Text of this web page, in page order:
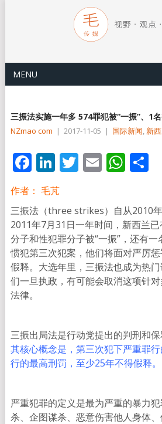
MENU
三振法实施一年多 574罪犯被“一振”、1
NZmao com | 2017-11-05 | 国际新闻, 新
Facebook
LinkedIn
Twitter
Email分
作者： 毛芃
三振法（three strikes）自从2010
2011年7月31日一年时间，新西兰
分子和性犯罪分子被“一振”，还有一
惯犯第三次犯案，他们将面对严厉
假释。大选年里，三振法也成为热
们一旦执政，有可能会取消这项针
法律。
三振出局法是行动党提出的判刑和保
其核心概念是，第三次犯下严重罪
行的最高刑罚，至少25年不得假释。
严重犯罪的定义是最为严重的暴力
杀、企图谋杀、恶意伤害他人身体